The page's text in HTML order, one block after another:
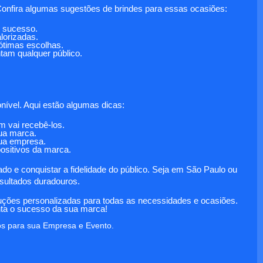
algumas sugestões de brindes para essas ocasiões:
sucesso.
escolhas.
qualquer público.
Aqui estão algumas dicas:
vai recebê-los.
marca.
empresa.
da marca.
e conquistar a fidelidade do público. Seja em São Paulo ou
duradouros.
personalizadas para todas as necessidades e ocasiões.
o sucesso da sua marca!
para sua Empresa e Evento.